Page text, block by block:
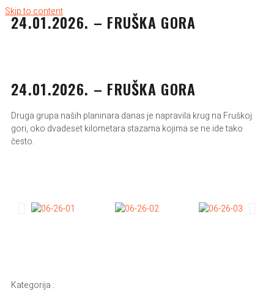
Skip to content
24.01.2026. – FRUŠKA GORA
24.01.2026. – FRUŠKA GORA
Druga grupa naših planinara danas je napravila krug na Fruškoj
gori, oko dvadeset kilometara stazama kojima se ne ide tako
često.
Kategorija :